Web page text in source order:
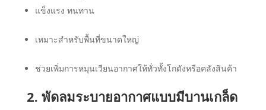
แข็งแรง ทนทาน
เหมาะสำหรับพื้นที่ขนาดใหญ่
ช่วยเพิ่มการหมุนเวียนอากาศให้ทั่วทั้งโกดังหรือคลังสินค้า
2. พัดลมระบายอากาศแบบมีบานเกล็ด